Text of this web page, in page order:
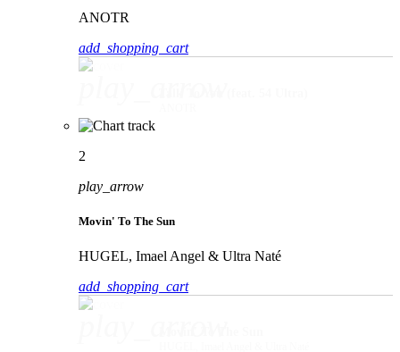
ANOTR
add_shopping_cart
2
play_arrow
Movin' To The Sun
HUGEL, Imael Angel & Ultra Naté
add_shopping_cart